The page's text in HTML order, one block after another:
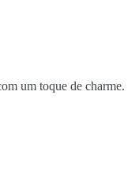
um toque de charme.